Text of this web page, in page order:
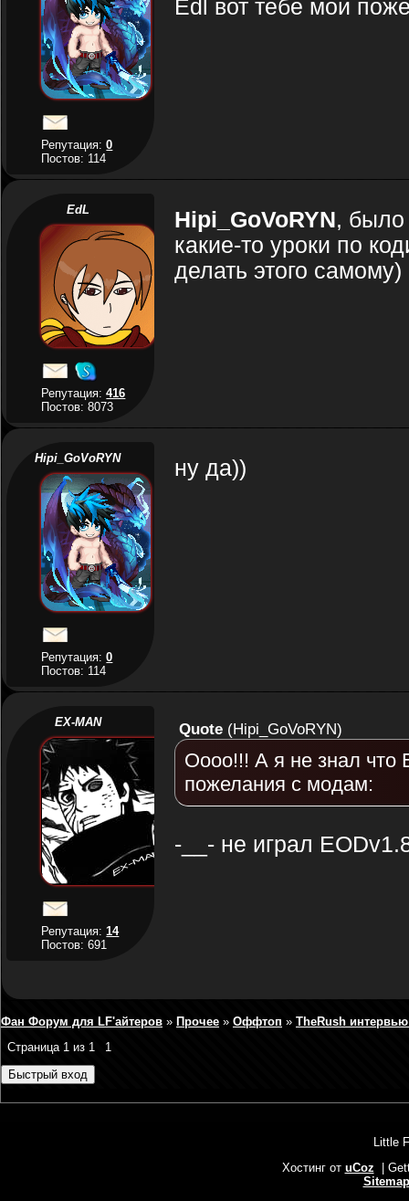
Репутация:0
Постов: 114
Edl вот тебе мои
EdL
Репутация:416
Постов: 8073
Hipi_GoVoRYN, было
какие-то уроки по
делать этого самому)
Hipi_GoVoRYN
Репутация:0
Постов: 114
ну да))
EX-MAN
Репутация:14
Постов: 691
Quote(Hipi_GoVoRYN)
Оооо!!! А я не знал что
пожелания с модам:
-__- не играл
Фан Форум для LF'айтеров » Прочее » Оффтоп » TheRush
Страница 1 из 1 1
Little
Хостинг от uCoz
|